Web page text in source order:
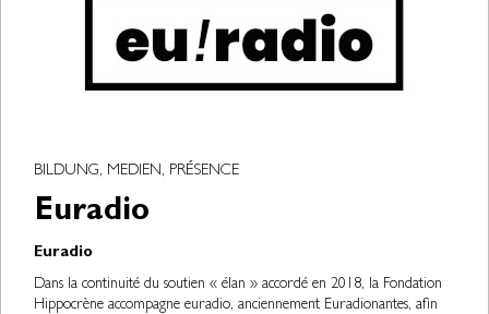
BILDUNG, MEDIEN, PRÉSENCE
Euradio
Euradio
Dans la continuité du soutien « élan » accordé en 2018, la Fondation
Hippocrène accompagne euradio, anciennement Euradionantes, afin